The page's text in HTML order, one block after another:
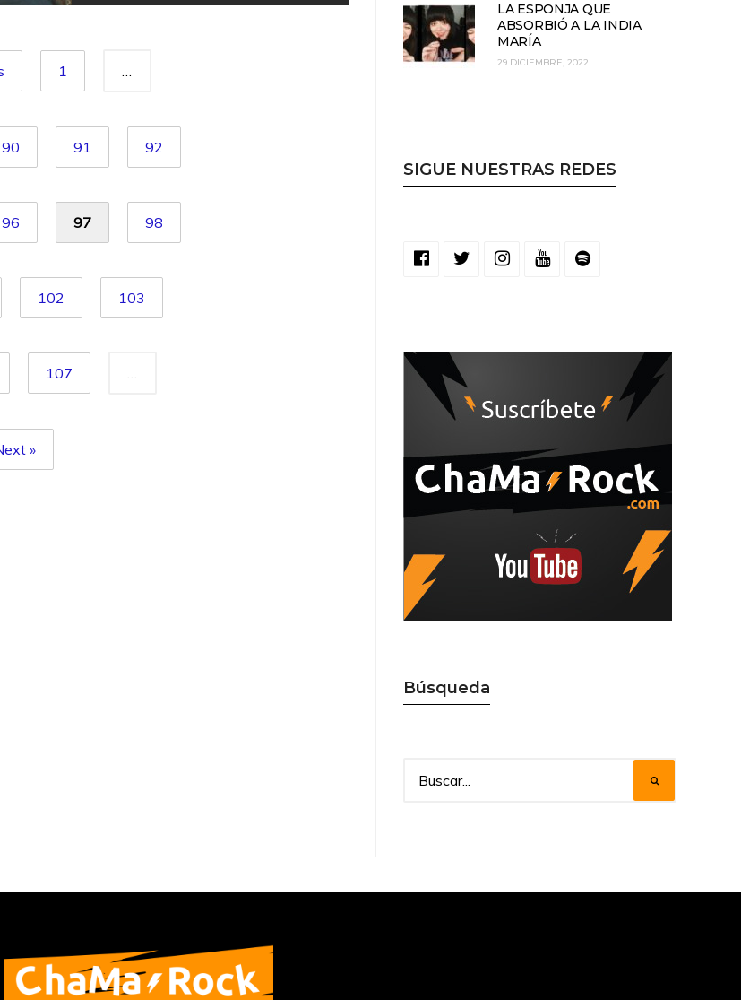
1
90 91 92
96 97 98
102 103
107
»
LA ESPONJA QUE
ABSORBIÓ A LA INDIA
MARÍA
29 DICIEMBRE, 2022
SIGUE NUESTRAS REDES
Búsqueda